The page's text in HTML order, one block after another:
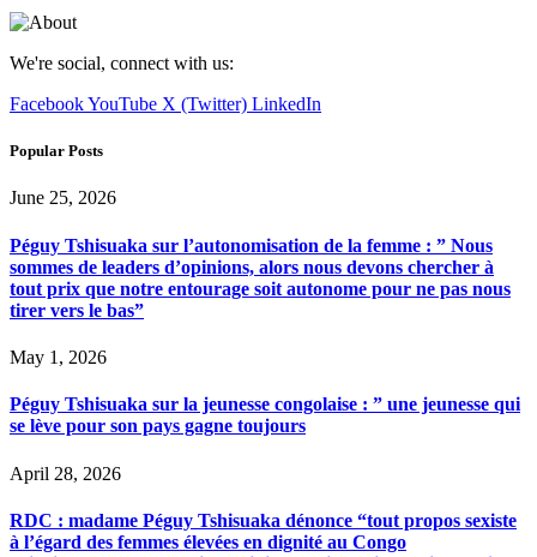
We're social, connect with us:
FacebookYouTube X (Twitter) LinkedIn
Popular Posts
June 25, 2026
Péguy Tshisuaka sur l’autonomisation de la femme : ” Nous
sommes de leaders d’opinions, alors nous devons chercher à
tout prix que notre entourage soit autonome pour ne pas nous
tirer vers le bas”
May 1, 2026
Péguy Tshisuaka sur la jeunesse congolaise : ” une jeunesse qui
se lève pour son pays gagne toujours
April 28, 2026
RDC : madame Péguy Tshisuaka dénonce “tout propos sexiste
à l’égard des femmes élevées en dignité au Congo